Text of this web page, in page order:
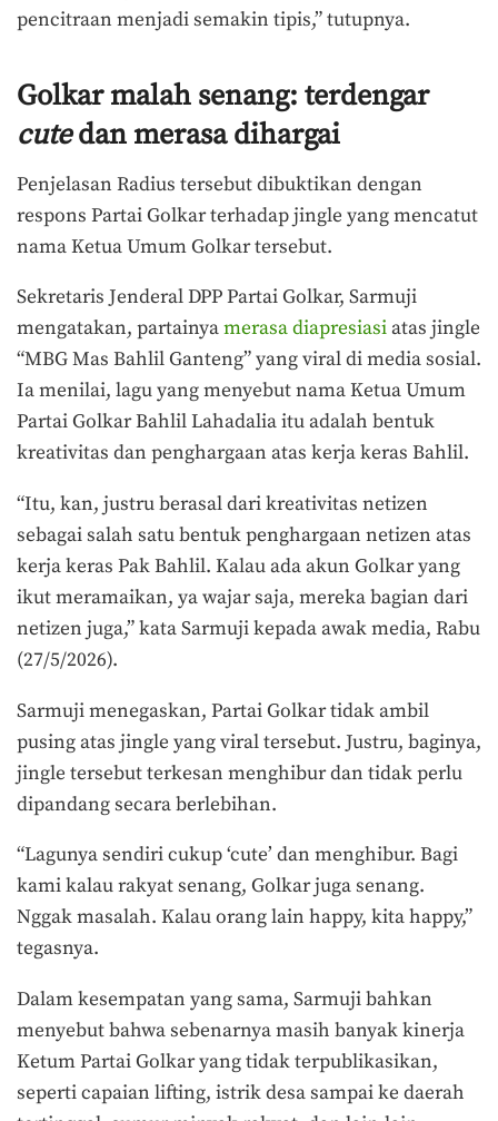
pencitraan menjadi semakin tipis,” tutupnya.
Golkar malah senang: terdengar
cutedan merasa dihargai
Penjelasan Radius tersebut dibuktikan dengan
respons Partai Golkar terhadap jingle yang mencatut
nama Ketua Umum Golkar tersebut.
Sekretaris Jenderal DPP Partai Golkar, Sarmuji
mengatakan, partainyamerasa diapresiasiatas jingle
“MBG Mas Bahlil Ganteng” yang viral di media sosial.
Ia menilai, lagu yang menyebut nama Ketua Umum
Partai Golkar Bahlil Lahadalia itu adalah bentuk
kreativitas dan penghargaan atas kerja keras Bahlil.
“Itu, kan, justru berasal dari kreativitas netizen
sebagai salah satu bentuk penghargaan netizen atas
kerja keras Pak Bahlil. Kalau ada akun Golkar yang
ikut meramaikan, ya wajar saja, mereka bagian dari
netizen juga,” kata Sarmuji kepada awak media, Rabu
(27/5/2026).
Sarmuji menegaskan, Partai Golkar tidak ambil
pusing atas jingle yang viral tersebut. Justru, baginya,
jingle tersebut terkesan menghibur dan tidak perlu
dipandang secara berlebihan.
“Lagunya sendiri cukup ‘cute’ dan menghibur. Bagi
kami kalau rakyat senang, Golkar juga senang.
Nggak masalah. Kalau orang lain happy, kita happy,”
tegasnya.
Dalam kesempatan yang sama, Sarmuji bahkan
menyebut bahwa sebenarnya masih banyak kinerja
Ketum Partai Golkar yang tidak terpublikasikan,
seperti capaian lifting, istrik desa sampai ke daerah